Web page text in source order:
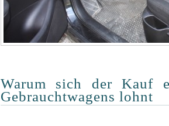
Warum sich der Kauf
Gebrauchtwagens lohnt